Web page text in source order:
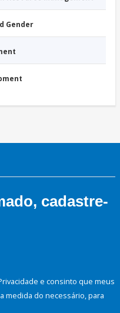
Gender
cadastre-
e consinto que meus
medida do necessário, para